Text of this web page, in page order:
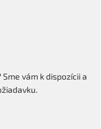
vám k dispozícii a